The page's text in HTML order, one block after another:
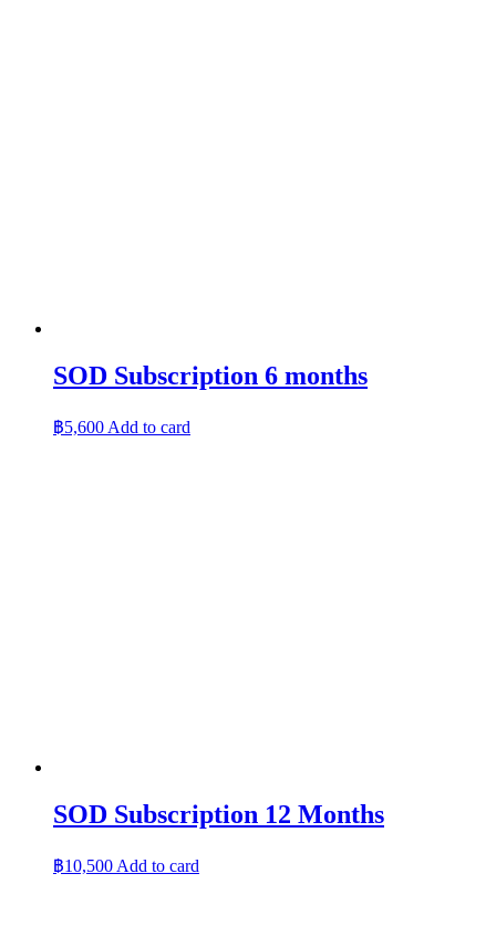
SOD Subscription 6 months
฿5,600 Add to card
SOD Subscription 12 Months
฿10,500 Add to card